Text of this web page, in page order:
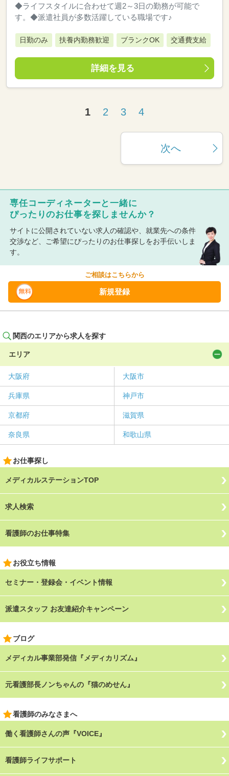
◆ライフスタイルに合わせて週2～3日の勤務が可能で
す。◆派遣社員が多数活躍している職場です♪
日勤のみ 扶養内勤務歓迎 ブランクOK 交通費支給
詳細を見る
1 2 3 4
次へ
専任コーディネーターと一緒に
ぴったりのお仕事を探しませんか？
サイトに公開されていない求人の確認や、就業先への条件
交渉など、ご希望にぴったりのお仕事探しをお手伝いしま
す。
ご相談はこちらから
新規登録
関西のエリアから求人を探す
エリア
大阪府 大阪市
兵庫県 神戸市
京都府 滋賀県
奈良県 和歌山県
お仕事探し
メディカルステーションTOP
求人検索
看護師のお仕事特集
お役立ち情報
セミナー・登録会・イベント情報
派遣スタッフ お友達紹介キャンペーン
ブログ
メディカル事業部発信『メディカリズム』
元看護部長ノンちゃんの『猫のめせん』
看護師のみなさまへ
働く看護師さんの声『VOICE』
看護師ライフサポート